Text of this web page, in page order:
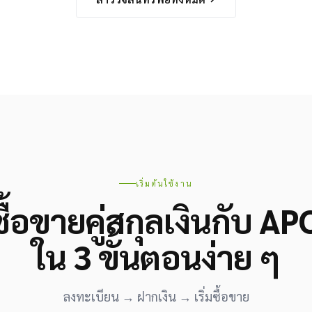
เริ่มต้นใช้งาน
ขายคู่สกุลเงินกับ
ใน 3 ขั้นตอนง่าย ๆ
ลงทะเบียน → ฝากเงิน → เริ่มซื้อขาย